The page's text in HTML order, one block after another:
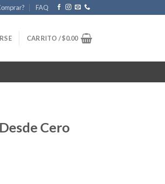
FAQ
CARRITO /$0.00
Cero